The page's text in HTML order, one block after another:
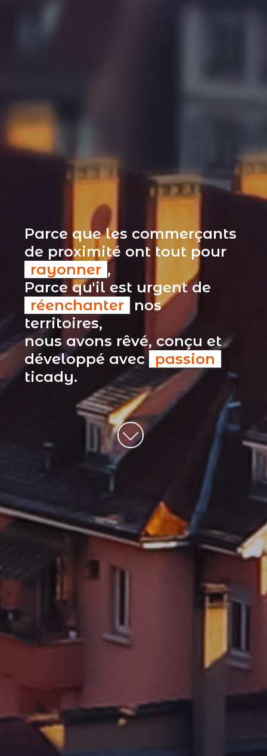
Parce que les commerçants
de proximité ont tout pour
rayonner ,
Parce qu'il est urgent de
réenchanter
nos
territoires,
nous avons rêvé, conçu et
développé avec passion
ticady.